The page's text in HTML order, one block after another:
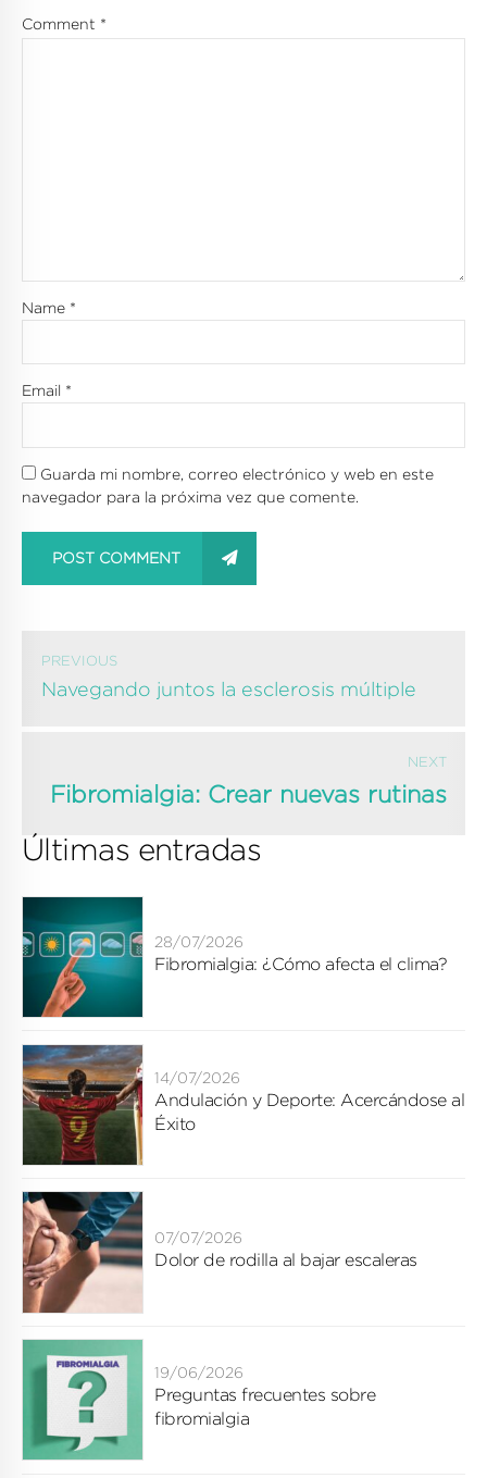
Comment *
Name *
Email *
Guarda mi nombre, correo electrónico y web en este
navegador para la próxima vez que comente.
POST COMMENT
PREVIOUS
Navegando juntos la esclerosis múltiple
NEXT
Fibromialgia: Crear nuevas rutinas
Últimas entradas
28/07/2026
Fibromialgia: ¿Cómo afecta el clima?
14/07/2026
Andulación y Deporte: Acercándose al
Éxito
07/07/2026
Dolor de rodilla al bajar escaleras
19/06/2026
Preguntas frecuentes sobre
fibromialgia